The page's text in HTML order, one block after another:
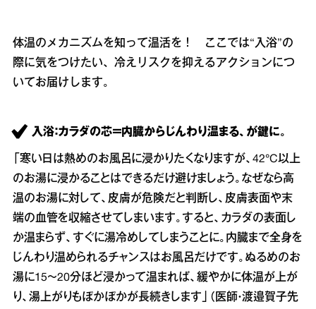
体温のメカニズムを知って温活を！ ここでは“入浴”の
際に気をつけたい、冷えリスクを抑えるアクションにつ
いてお届けします。
入浴：カラダの芯＝内臓からじんわり温まる、が鍵に。
「寒い日は熱めのお風呂に浸かりたくなりますが、42°C以上
のお湯に浸かることはできるだけ避けましょう。なぜなら高
温のお湯に対して、皮膚が危険だと判断し、皮膚表面や末
端の血管を収縮させてしまいます。すると、カラダの表面し
か温まらず、すぐに湯冷めしてしまうことに。内臓まで全身を
じんわり温められるチャンスはお風呂だけです。ぬるめのお
湯に15～20分ほど浸かって温まれば、緩やかに体温が上が
り、湯上がりもぽかぽかが長続きします」（医師・渡邉賀子先